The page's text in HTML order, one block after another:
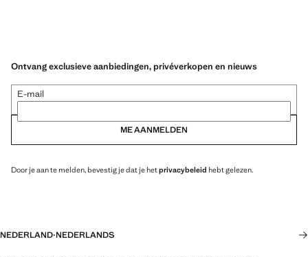
Ontvang exclusieve aanbiedingen, privéverkopen en nieuws
E-mail
ME AANMELDEN
Door je aan te melden, bevestig je dat je hetprivacybeleid hebt gelezen.
NEDERLAND·NEDERLANDS